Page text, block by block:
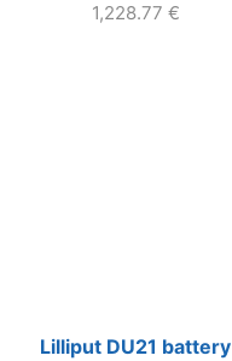
1,228.77 €
Lilliput DU21 battery